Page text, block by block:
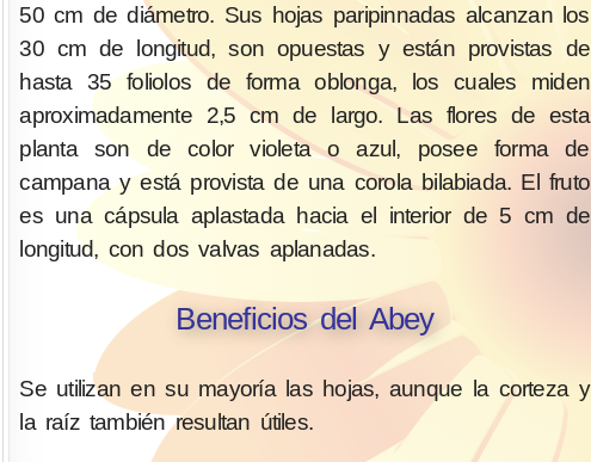
50 cm de diámetro. Sus hojas paripinnadas alcanzan los
30 cm de longitud, son opuestas y están provistas de
hasta 35 foliolos de forma oblonga, los cuales miden
aproximadamente 2,5 cm de largo. Las flores de esta
planta son de color violeta o azul, posee forma de
campana y está provista de una corola bilabiada. El fruto
es una cápsula aplastada hacia el interior de 5 cm de
longitud, con dos valvas aplanadas.
Beneficios del Abey
Se utilizan en su mayoría las hojas, aunque la corteza y
la raíz también resultan útiles.